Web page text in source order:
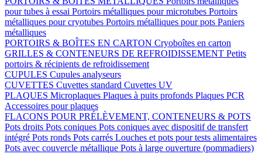
pour tubes à essai Portoirs métalliques pour microtubes Portoirs
métalliques pour cryotubes Portoirs métalliques pour pots Paniers
métalliques
PORTOIRS & BOÎTES EN CARTON Cryoboîtes en carton
GRILLES & CONTENEURS DE REFROIDISSEMENT Petits
portoirs & récipients de refroidissement
CUPULES Cupules analyseurs
CUVETTES Cuvettes standard Cuvettes UV
PLAQUES Microplaques Plaques à puits profonds Plaques PCR
Accessoires pour plaques
FLACONS POUR PRÉLÈVEMENT, CONTENEURS & POTS
Pots droits Pots coniques Pots coniques avec dispositif de transfert
intégré Pots ronds Pots carrés Louches et pots pour tests alimentaires
Pots avec couvercle métallique Pots à large ouverture (pommadiers)